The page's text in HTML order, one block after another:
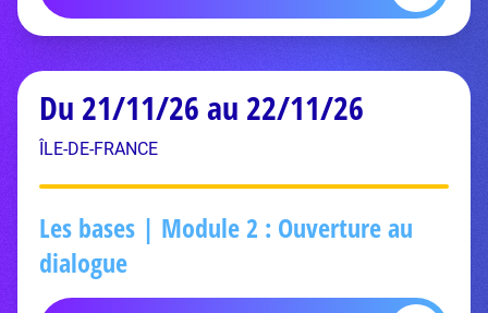
Du 21/11/26 au 22/11/26
ÎLE-DE-FRANCE
Les bases | Module 2 : Ouverture au
dialogue